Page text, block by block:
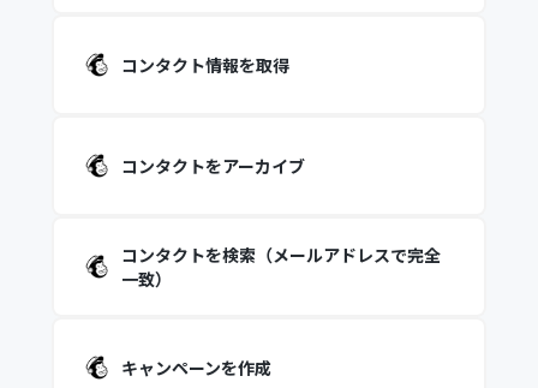
コンタクト情報を取得
コンタクトをアーカイブ
コンタクトを検索（メールアドレスで完全
一致）
キャンペーンを作成